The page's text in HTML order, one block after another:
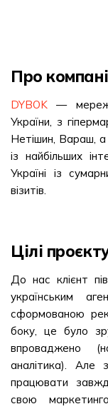
Про
DYBOK—
України, з
Нетішин, Вараш,
із найбільших
Україні із
візитів.
Цілі
До нас клієнт
українським
сформованою
боку, це було
впроваджено
аналітика). Але
працювати
свою